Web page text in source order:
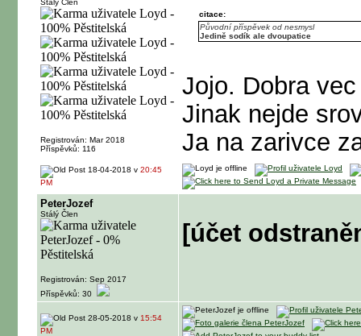
Stálý Člen
Registrován: Mar 2018
Příspěvků: 116
citace:
Původní příspěvek od nesmysl
Jedině sodík ale dvoupatice
Jojo. Dobra
Jinak nejde
Ja na zarivce
18-04-2018 v 20:45
PM
PeterJozef
Stálý Člen
Registrován: Sep 2017
Příspěvků: 30
[účet
28-05-2018 v 15:54
PM